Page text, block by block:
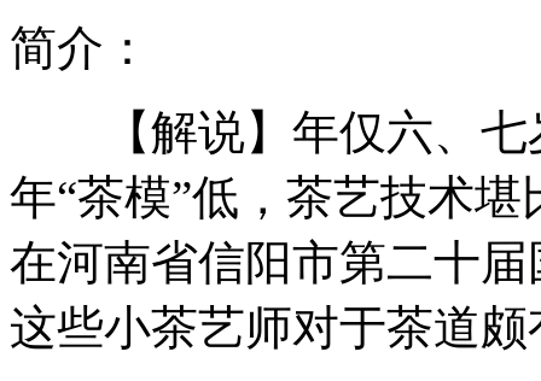
超萌小宝宝演绎“中枪瞬间”
赵本山早年MV曝光 风情万种扮女人
简介：
【解说】年仅六、七
年“茶模”低，茶艺技术
在河南省信阳市第二十
这些小茶艺师对于茶道